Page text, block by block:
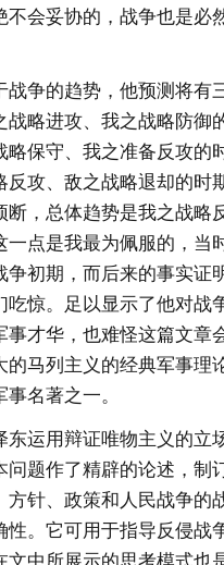
不会妥协的，战争也是必
战争的趋势，他预测将有
战略进攻、我之战略防御
略保守、我之准备反攻的
反攻、敌之战略退却的时
断，总体趋势是我之战略
一点是我最为佩服的，当
争初期，而后来的事实证
吃惊。足以显示了他对战
事才华，也难怪这篇文章
的马列主义的经典军事理
名著之一。
东运用辩证唯物主义的立
问题作了精辟的论述，制
方针、政策和人民战争的
性。它可用于指导反侵战